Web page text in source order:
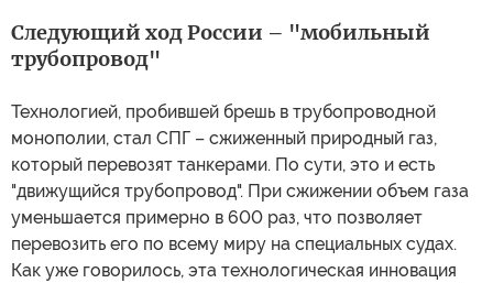
Следующий ход России – "мобильный
трубопровод"
Технологией, пробившей брешь в трубопроводной
монополии, стал СПГ – сжиженный природный газ,
который перевозят танкерами. По сути, это и есть
"движущийся трубопровод". При сжижении объем газа
уменьшается примерно в 600 раз, что позволяет
перевозить его по всему миру на специальных судах.
Как уже говорилось, эта технологическая инновация